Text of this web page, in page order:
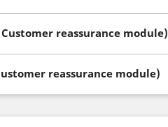
reassurance module)
reassurance module)